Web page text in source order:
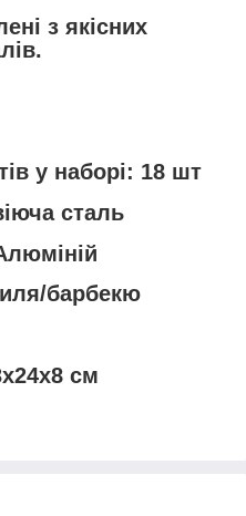
з якісних
у наборі: 18 шт
сталь
барбекю
см